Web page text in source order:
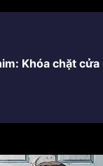
Khóa chặt cửa